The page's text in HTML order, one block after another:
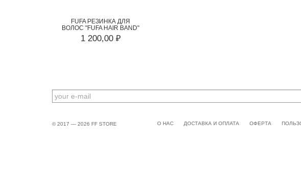
FUFA РЕЗИНКА ДЛЯ
ВОЛОС "FUFA HAIR BAND"
1 200,00 ₽
© 2017 — 2026 FF STORE О НАС ДОСТАВКА И ОПЛАТА ОФЕРТА